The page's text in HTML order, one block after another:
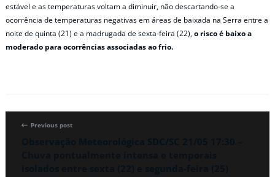
estável e as temperaturas voltam a diminuir, não descartando-se a
ocorrência de temperaturas negativas em áreas de baixada na Serra entre a
noite de quinta (21) e a madrugada de sexta-feira (22),o risco é baixo a
moderado para ocorrências associadas ao frio.
Previous post